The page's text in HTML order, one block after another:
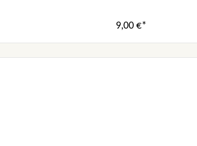
9,00 €*